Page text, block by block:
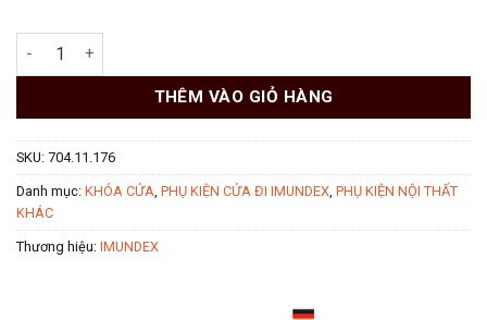
Tay nắm tròn 1 đầu bấm và 1 đầu rãnh Imundex 704.11.176 số
THÊM VÀO GIỎ HÀNG
SKU: 704.11.176
Danh mục: KHÓA CỬA, PHỤ KIỆN CỬA ĐI IMUNDEX, PHỤ KIỆN NỘI THẤT
KHÁC
Thương hiệu: IMUNDEX